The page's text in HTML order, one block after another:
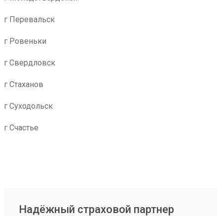
г Перевальск
г Ровеньки
г Свердловск
г Стаханов
г Суходольск
г Счастье
Надёжный страховой партнер